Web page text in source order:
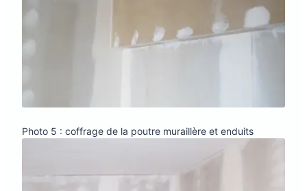
Photo 5 : coffrage de la poutre muraillère et enduits